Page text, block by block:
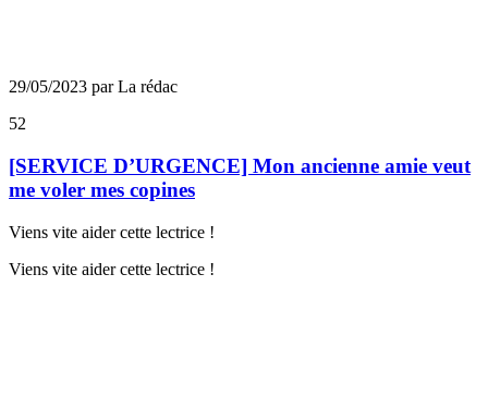
29/05/2023 par La rédac
52
[SERVICE D’URGENCE] Mon ancienne amie veut
me voler mes copines
Viens vite aider cette lectrice !
Viens vite aider cette lectrice !